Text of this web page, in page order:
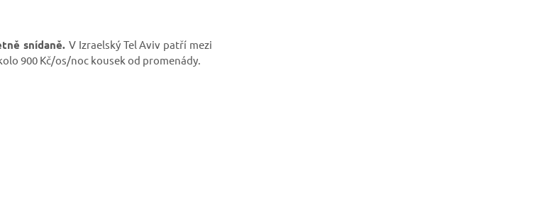
snídaně. V Izraelský Tel Aviv patří mezi
900 Kč/os/noc kousek od promenády.